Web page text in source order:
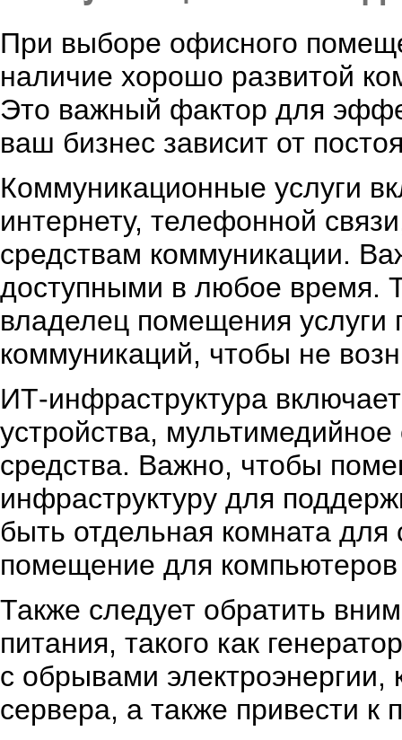
При выборе офисного
наличие хорошо развитой
Это важный фактор для
ваш бизнес зависит от
Коммуникационные услуги
интернету, телефонной
средствам коммуникации.
доступными в любое время.
владелец помещения
коммуникаций, чтобы не
ИТ-инфраструктура
устройства,
средства. Важно, чтобы
инфраструктуру для
быть отдельная комната
помещение для компьютеров
Также следует обратить
питания, такого как
с обрывами
сервера, а также привести к